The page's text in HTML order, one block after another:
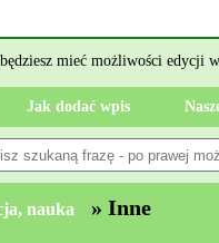
mieć możliwości edycji
Jak dodać wpis
nauka » Inne